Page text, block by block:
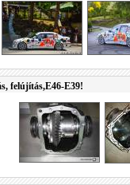
felújítás,E46-E39!